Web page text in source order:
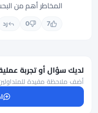
المخاطر أهم من
7
0 رد
لديك سؤال أو تجربة
أضف ملاحظة مفيدة للمتداولين